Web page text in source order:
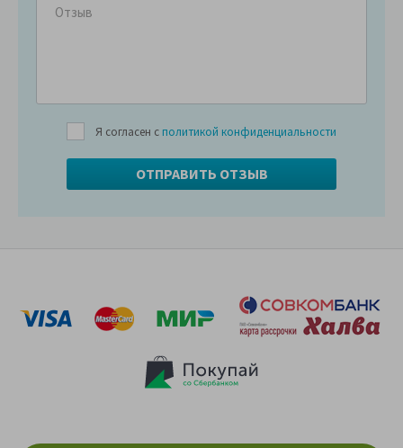
Я согласен с политикой конфиденциальности